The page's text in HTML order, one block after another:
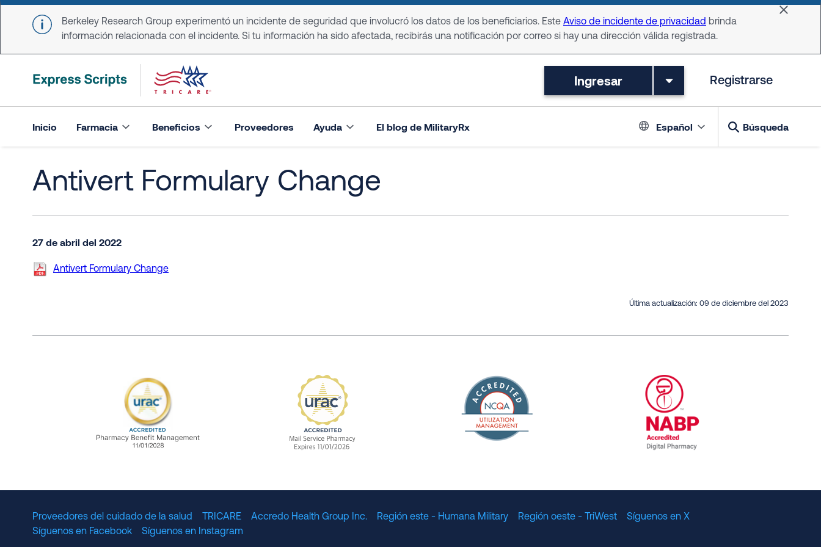
Skip to main content
Berkeley Research Group experimentó un incidente de seguridad que involucró los datos de los beneficiarios. Este Aviso de incidente de privacidad brinda
información relacionada con el incidente. Si tu información ha sido afectada, recibirás una notificación por correo si hay una dirección válida registrada.
Dismiss
Ingresar Registrarse
Inicio Farmacia Beneficios Proveedores Ayuda El blog de MilitaryRx Language
Español Búsqueda
Antivert Formulary Change
27 de abril del 2022
Antivert Formulary Change
Última actualización: 09 de diciembre del 2023
Proveedores del cuidado de la salud TRICARE Accredo Health Group Inc. Región este - Humana Military Región oeste - TriWest
Síguenos en X
Síguenos en Facebook
Síguenos en Instagram